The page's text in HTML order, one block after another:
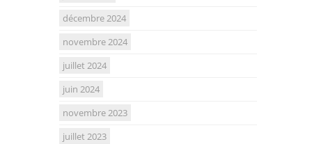
décembre 2024
novembre 2024
juillet 2024
juin 2024
novembre 2023
juillet 2023